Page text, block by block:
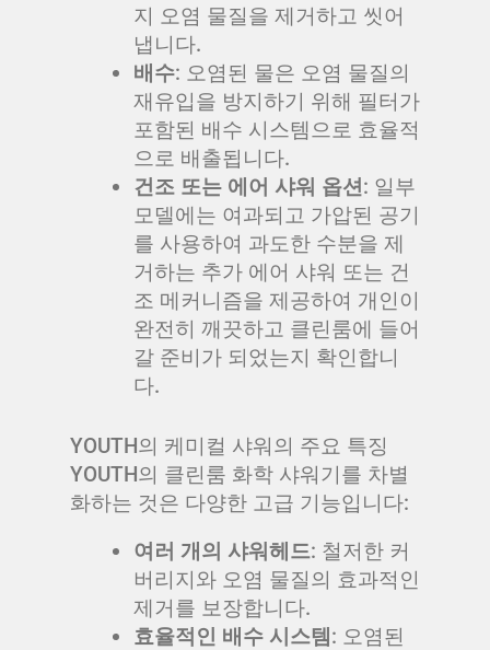
지 오염 물질을 제거하고 씻어
냅니다.
배수: 오염된 물은 오염 물질의
재유입을 방지하기 위해 필터가
포함된 배수 시스템으로 효율적
으로 배출됩니다.
건조 또는 에어 샤워 옵션: 일부
모델에는 여과되고 가압된 공기
를 사용하여 과도한 수분을 제
거하는 추가 에어 샤워 또는 건
조 메커니즘을 제공하여 개인이
완전히 깨끗하고 클린룸에 들어
갈 준비가 되었는지 확인합니
다.
YOUTH의 케미컬 샤워의 주요 특징
YOUTH의 클린룸 화학 샤워기를 차별
화하는 것은 다양한 고급 기능입니다:
여러 개의 샤워헤드: 철저한 커
버리지와 오염 물질의 효과적인
제거를 보장합니다.
효율적인 배수 시스템 : 오염된